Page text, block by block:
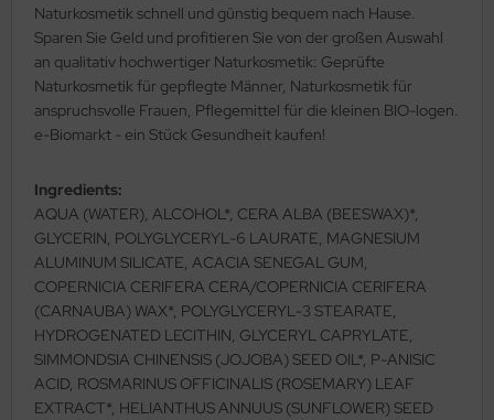
Naturkosmetik schnell und günstig bequem nach Hause.
Sparen Sie Geld und profitieren Sie von der großen Auswahl
an qualitativ hochwertiger Naturkosmetik: Geprüfte
Naturkosmetik für gepflegte Männer, Naturkosmetik für
anspruchsvolle Frauen, Pflegemittel für die kleinen BIO-logen.
e-Biomarkt - ein Stück Gesundheit kaufen!
Ingredients:
AQUA (WATER), ALCOHOL*, CERA ALBA (BEESWAX)*,
GLYCERIN, POLYGLYCERYL-6 LAURATE, MAGNESIUM
ALUMINUM SILICATE, ACACIA SENEGAL GUM,
COPERNICIA CERIFERA CERA/COPERNICIA CERIFERA
(CARNAUBA) WAX*, POLYGLYCERYL-3 STEARATE,
HYDROGENATED LECITHIN, GLYCERYL CAPRYLATE,
SIMMONDSIA CHINENSIS (JOJOBA) SEED OIL*, P-ANISIC
ACID, ROSMARINUS OFFICINALIS (ROSEMARY) LEAF
EXTRACT*, HELIANTHUS ANNUUS (SUNFLOWER) SEED